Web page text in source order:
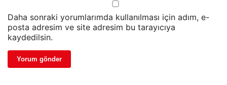
Daha sonraki yorumlarımda kullanılması için adım, e-
posta adresim ve site adresim bu tarayıcıya
kaydedilsin.